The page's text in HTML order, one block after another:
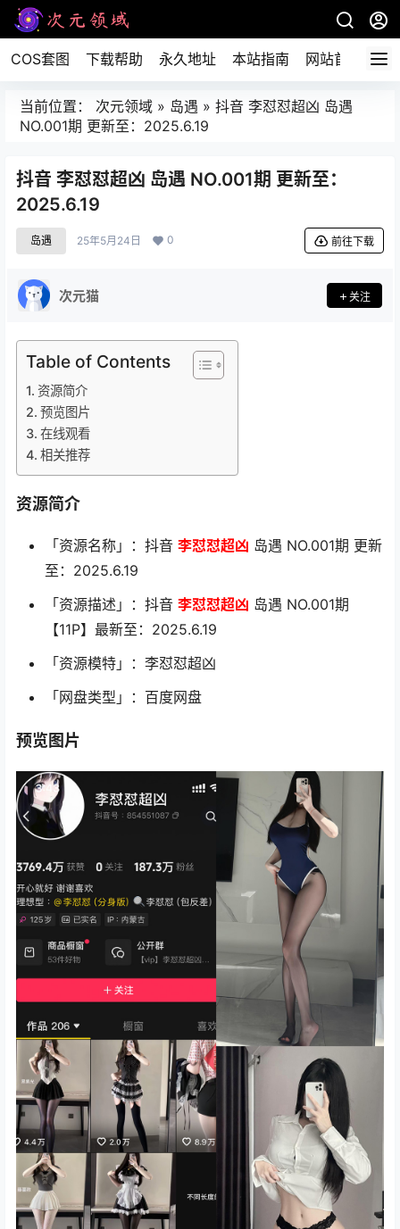
COS套图 下载帮助 永久地址 本站指南 网站首页
当前位置： 次元领域 » 岛遇 » 抖音 李怼怼超凶 岛遇
NO.001期 更新至：2025.6.19
抖音 李怼怼超凶 岛遇 NO.001期 更新至：
2025.6.19
岛遇 25年5月24日 0 前往下载
次元猫 关注
Table of Contents
资源简介
预览图片
在线观看
相关推荐
资源简介
「资源名称」：抖音 李怼怼超凶 岛遇 NO.001期 更新
至：2025.6.19
「资源描述」：抖音 李怼怼超凶 岛遇 NO.001期
【11P】最新至：2025.6.19
「资源模特」：李怼怼超凶
「网盘类型」：百度网盘
预览图片